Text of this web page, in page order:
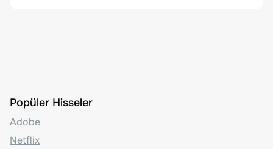
Popüler Hisseler
Adobe
Netflix